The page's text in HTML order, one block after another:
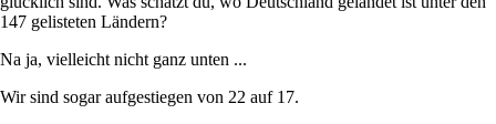
147 gelisteten Ländern?
Na ja, vielleicht nicht ganz unten ...
Wir sind sogar aufgestiegen von 22 auf 17.